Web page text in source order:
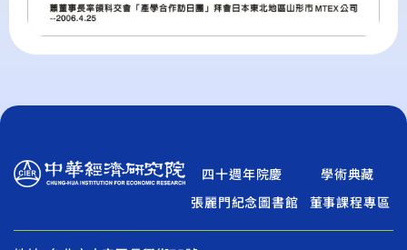
四十週年院慶
學術典藏
張麗門紀念圖書館
董事課程專區